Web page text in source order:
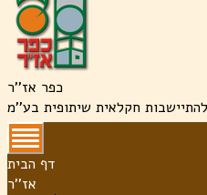
כפר אז''ר
חקלאית שיתופית בע''מ
דף הבית
אז''ר